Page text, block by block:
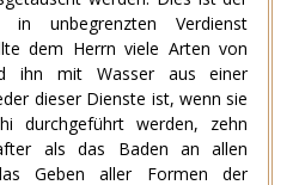
unbegrenzten Verdienst
dem Herrn viele Arten von
ihn mit Wasser aus einer
dieser Dienste ist, wenn sie
durchgeführt werden, zehn
als das Baden an allen
Geben aller Formen der